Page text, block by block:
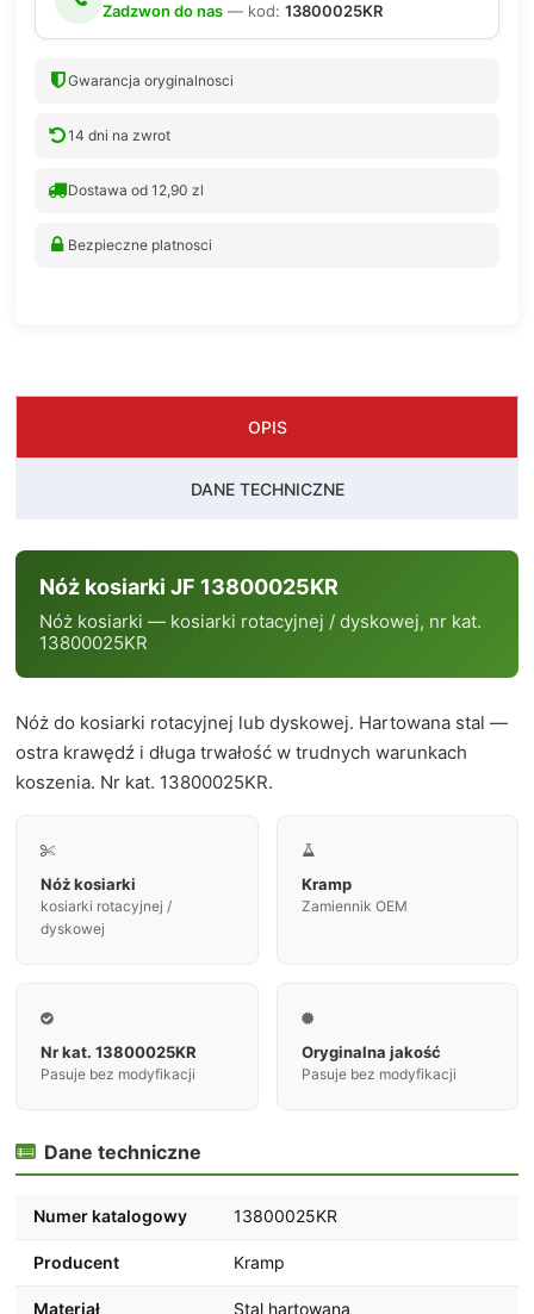
Zadzwon do nas — kod: 13800025KR
Gwarancja oryginalnosci
14 dni na zwrot
Dostawa od 12,90 zl
Bezpieczne platnosci
OPIS
DANE TECHNICZNE
Nóż kosiarki JF 13800025KR
Nóż kosiarki — kosiarki rotacyjnej / dyskowej, nr kat.
13800025KR
Nóż do kosiarki rotacyjnej lub dyskowej. Hartowana stal —
ostra krawędź i długa trwałość w trudnych warunkach
koszenia. Nr kat. 13800025KR.

Nóż kosiarki
kosiarki rotacyjnej /
dyskowej

Kramp
Zamiennik OEM

Nr kat. 13800025KR
Pasuje bez modyfikacji

Oryginalna jakość
Pasuje bez modyfikacji
 Dane techniczne
Numer katalogowy 13800025KR
Producent Kramp
Materiał Stal hartowana